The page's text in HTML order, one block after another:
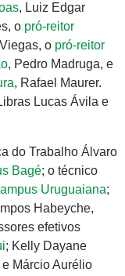
, Luiz Edgar
o pró-reitor
o pró-reitor
, Pedro Madruga, e
, Rafael Maurer.
Lucas Ávila e
do Trabalho Álvaro
Bagé; o técnico
Uruguaiana;
Habeyche,
efetivos
; Kelly Dayane
Márcio Aurélio